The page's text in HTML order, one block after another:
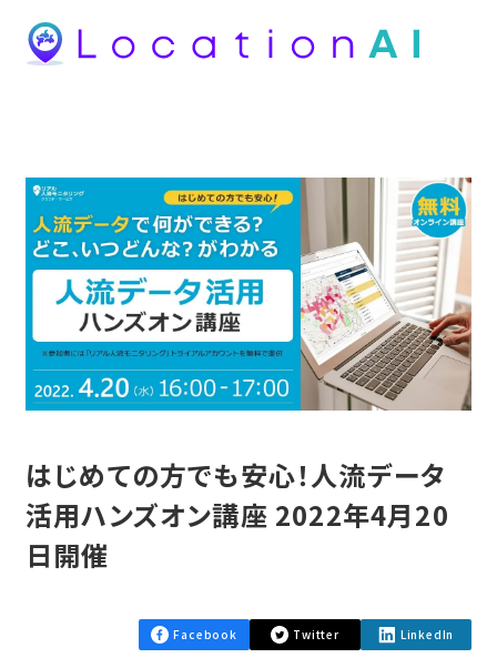
はじめての方でも安心！人流データ
活用ハンズオン講座 2022年4月20
日開催
Facebook Twitter LinkedIn